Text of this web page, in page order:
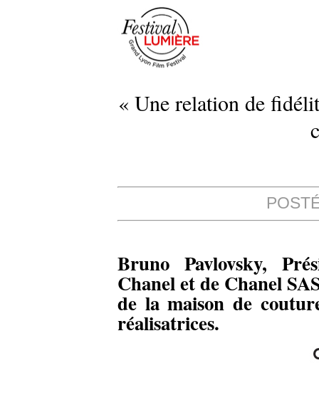
« Une relation de
Bruno Pavlovsky,
Chanel et de Chanel
de la maison de
réalisatrices.